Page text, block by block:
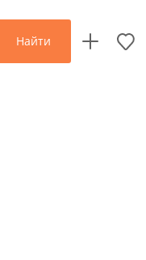
Найти